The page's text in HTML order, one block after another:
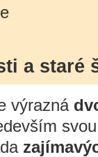
a staré
výrazná